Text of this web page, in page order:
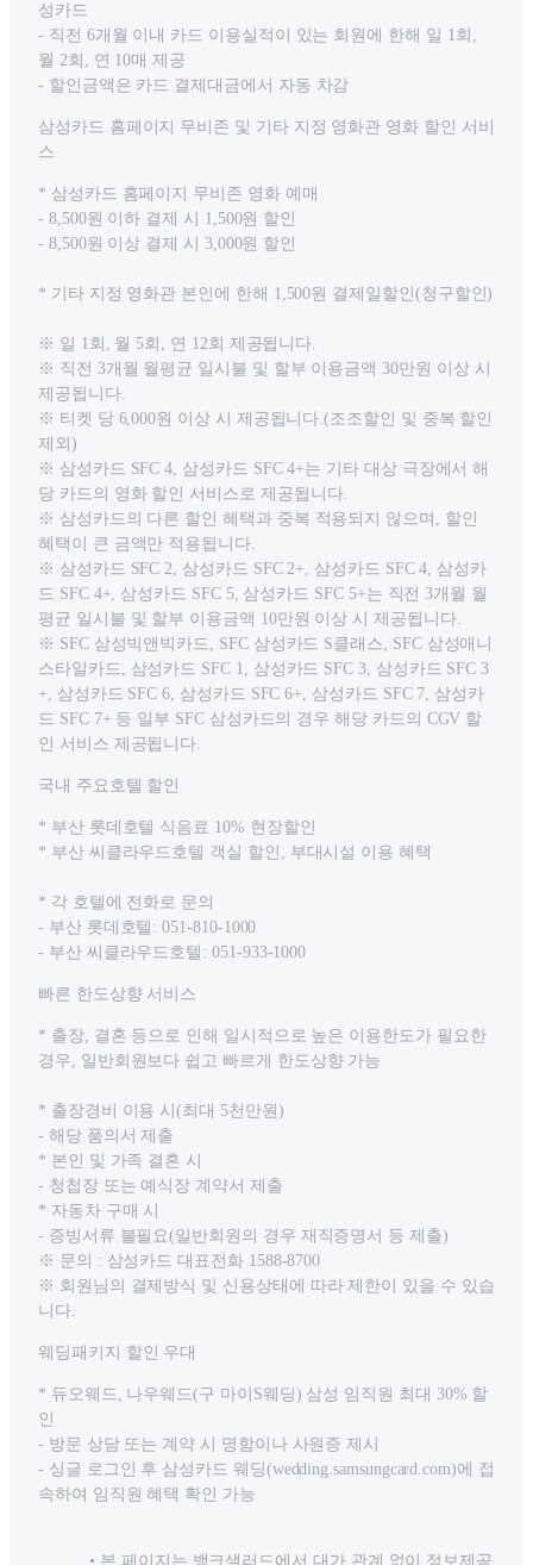
성카드
- 직전 6개월 이내 카드 이용실적이 있는 회원에 한해 일 1회,
월 2회, 연 10매 제공
- 할인금액은 카드 결제대금에서 자동 차감
삼성카드 홈페이지 무비존 및 기타 지정 영화관 영화 할인 서비
스
* 삼성카드 홈페이지 무비존 영화 예매
- 8,500원 이하 결제 시 1,500원 할인
- 8,500원 이상 결제 시 3,000원 할인
* 기타 지정 영화관 본인에 한해 1,500원 결제일할인(청구할인)
※ 일 1회, 월 5회, 연 12회 제공됩니다.
※ 직전 3개월 월평균 일시불 및 할부 이용금액 30만원 이상 시
제공됩니다.
※ 티켓 당 6,000원 이상 시 제공됩니다.(조조할인 및 중복 할인
제외)
※ 삼성카드 SFC 4, 삼성카드 SFC 4+는 기타 대상 극장에서 해
당 카드의 영화 할인 서비스로 제공됩니다.
※ 삼성카드의 다른 할인 혜택과 중복 적용되지 않으며, 할인
혜택이 큰 금액만 적용됩니다.
※ 삼성카드 SFC 2, 삼성카드 SFC 2+, 삼성카드 SFC 4, 삼성카
드 SFC 4+, 삼성카드 SFC 5, 삼성카드 SFC 5+는 직전 3개월 월
평균 일시불 및 할부 이용금액 10만원 이상 시 제공됩니다.
※ SFC 삼성빅앤빅카드, SFC 삼성카드 S클래스, SFC 삼성애니
스타일카드, 삼성카드 SFC 1, 삼성카드 SFC 3, 삼성카드 SFC 3
+, 삼성카드 SFC 6, 삼성카드 SFC 6+, 삼성카드 SFC 7, 삼성카
드 SFC 7+ 등 일부 SFC 삼성카드의 경우 해당 카드의 CGV 할
인 서비스 제공됩니다.
국내 주요호텔 할인
* 부산 롯데호텔 식음료 10% 현장할인
* 부산 씨클라우드호텔 객실 할인, 부대시설 이용 혜택
* 각 호텔에 전화로 문의
- 부산 롯데호텔: 051-810-1000
- 부산 씨클라우드호텔: 051-933-1000
빠른 한도상향 서비스
* 출장, 결혼 등으로 인해 일시적으로 높은 이용한도가 필요한
경우, 일반회원보다 쉽고 빠르게 한도상향 가능
* 출장경비 이용 시(최대 5천만원)
- 해당 품의서 제출
* 본인 및 가족 결혼 시
- 청첩장 또는 예식장 계약서 제출
* 자동차 구매 시
- 증빙서류 불필요(일반회원의 경우 재직증명서 등 제출)
※ 문의 : 삼성카드 대표전화 1588-8700
※ 회원님의 결제방식 및 신용상태에 따라 제한이 있을 수 있습
니다.
웨딩패키지 할인 우대
* 듀오웨드, 나우웨드(구 마이S웨딩) 삼성 임직원 최대 30% 할
인
- 방문 상담 또는 계약 시 명함이나 사원증 제시
- 싱글 로그인 후 삼성카드 웨딩(wedding.samsungcard.com)에 접
속하여 임직원 혜택 확인 가능
본 페이지는 뱅크샐러드에서 대가 관계 없이 정보제공